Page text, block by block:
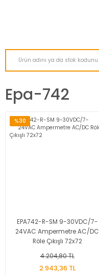
Epa-742
%30
EPA742-R-SM 9-30VDC/7-
24VAC Ampermetre AC/DC
Röle Çıkışlı 72x72
4.204,80 TL
2.943,36 TL